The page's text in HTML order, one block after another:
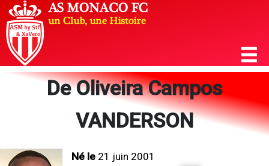
De Oliveira Campos
VANDERSON
Né le 21 juin 2001